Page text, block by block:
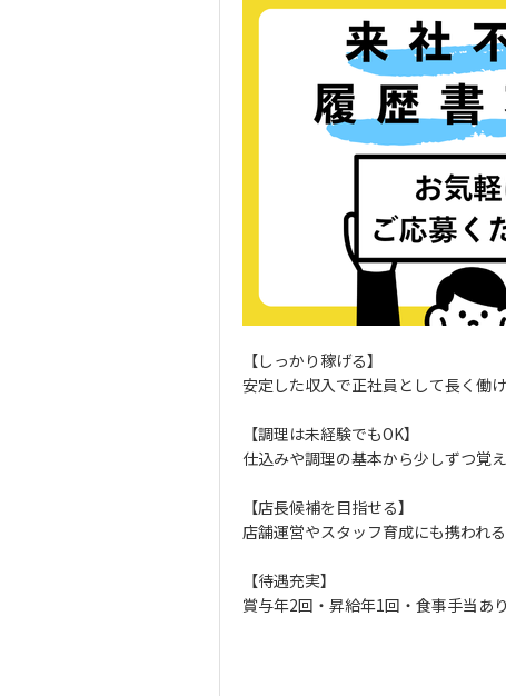
【しっかり稼げる】
安定した収入で正社員として長く働け
【調理は未経験でもOK】
仕込みや調理の基本から少しずつ覚え
【店長候補を目指せる】
店舗運営やスタッフ育成にも携われる
【待遇充実】
賞与年2回・昇給年1回・食事手当あり